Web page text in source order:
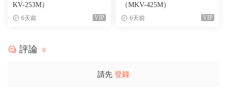
KV-253M）
6天前 VIP
（MKV-425M）
6天前 VIP
評論 0
請先 登錄